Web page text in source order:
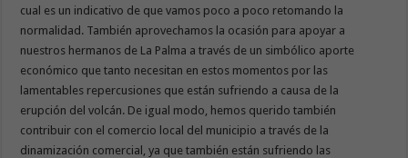
cual es un indicativo de que vamos poco a poco retomando la
normalidad. También aprovechamos la ocasión para apoyar a
nuestros hermanos de La Palma a través de un simbólico aporte
económico que tanto necesitan en estos momentos por las
lamentables repercusiones que están sufriendo a causa de la
erupción del volcán. De igual modo, hemos querido también
contribuir con el comercio local del municipio a través de la
dinamización comercial, ya que también están sufriendo las